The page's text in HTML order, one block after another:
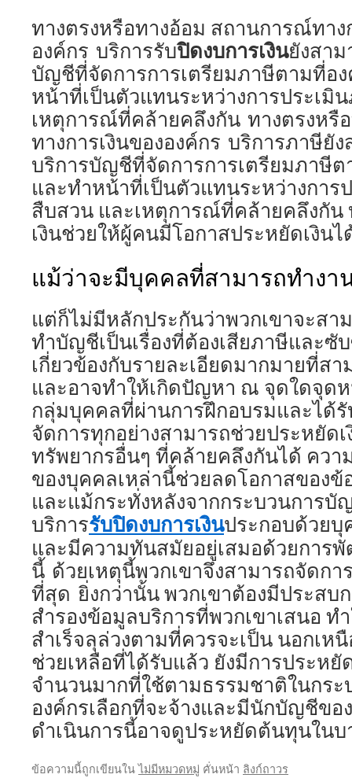
ทางตรงหรือทางอ้อม สถานการณ์ทาง
องค์กร บริการรับปิดงบการเงินยังสา
บัญชีที่จัดการการเตรียมภาษีตามที่อ
หน้าที่เป็นตัวแทนระหว่างการประเมิ
เหตุการณ์ที่คล้ายคลึงกัน ทางตรงหรื
ทางการเงินขององค์กร บริการภาษียั
บริการบัญชีที่จัดการการเตรียมภาษีต
และทำหน้าที่เป็นตัวแทนระหว่างการ
สืบสวน และเหตุการณ์ที่คล้ายคลึงกัน
เงินช่วยให้ผู้คนมีโอกาสประหยัดเงิน
แม้ว่าจะมีบุคคลที่สามารถทำงา
แต่ก็ไม่มีหลักประกันว่าพวกเขาจะสา
ทำบัญชีเป็นเรื่องที่ต้องเสียภาษีและซั
เกี่ยวข้องกับรายละเอียดมากมายที่ส
และอาจทำให้เกิดปัญหา ณ จุดใดจุด
กลุ่มบุคคลที่ผ่านการฝึกอบรมและได้
จัดการทุกอย่างสามารถช่วยประหยัดเ
ทรัพยากรอื่นๆ ที่คล้ายคลึงกันได้ คว
ของบุคคลเหล่านี้ช่วยลดโอกาสของข้
และแม้กระทั่งหลังจากกระบวนการ
บริการรับปิดงบการเงินประกอบด้วยบุ
และมีความทันสมัยอยู่เสมอด้วยการ
นี้ ด้วยเหตุนี้พวกเขาจึงสามารถจัดกา
ที่สุด ยิ่งกว่านั้น พวกเขาต้องมีประสบ
สำรองข้อมูลบริการที่พวกเขาเสนอ ท
สำเร็จลุล่วงตามที่ควรจะเป็น นอกเห
ช่วยเหลือที่ได้รับแล้ว ยังมีการประหยั
จำนวนมากที่ใช้ตามธรรมชาติในกร
องค์กรเลือกที่จะจ้างและมีนักบัญชีขอ
ดำเนินการนี้อาจดูประหยัดต้นทุนใน
ข้อความนี้ถูกเขียนในไม่มีหมวดหมู่ คั่นหน้า ลิงก์ถาวร